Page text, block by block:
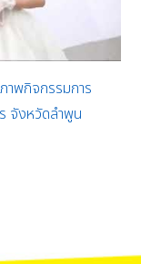
าพกิจกรรมการ
จังหวัดลำพูน